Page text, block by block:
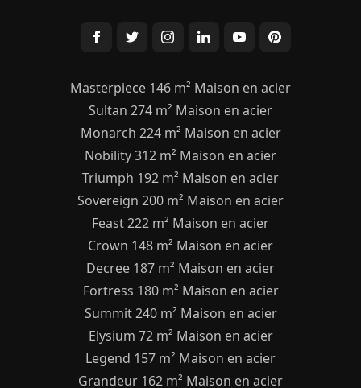
Masterpiece 146 m² Maison en acier
Sultan 274 m² Maison en acier
Monarch 224 m² Maison en acier
Nobility 312 m² Maison en acier
Triumph 192 m² Maison en acier
Sovereign 200 m² Maison en acier
Feast 222 m² Maison en acier
Crown 148 m² Maison en acier
Decree 187 m² Maison en acier
Fortress 180 m² Maison en acier
Summit 240 m² Maison en acier
Elysium 72 m² Maison en acier
Legend 157 m² Maison en acier
Grandeur 162 m² Maison en acier